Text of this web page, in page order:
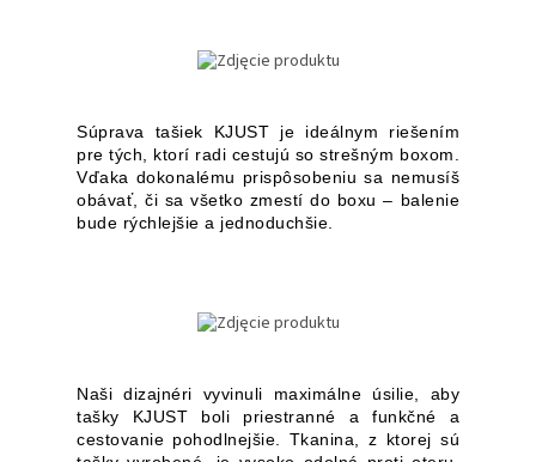
Súprava tašiek KJUST je ideálnym riešením
pre tých, ktorí radi cestujú so strešným boxom.
Vďaka dokonalému prispôsobeniu sa nemusíš
obávať, či sa všetko zmestí do boxu – balenie
bude rýchlejšie a jednoduchšie.
Naši dizajnéri vyvinuli maximálne úsilie, aby
tašky KJUST boli priestranné a funkčné a
cestovanie pohodlnejšie. Tkanina, z ktorej sú